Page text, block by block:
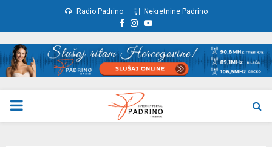
Radio Padrino Nekretnine Padrino
Facebook
Instagram
Youtube
PRIMARY